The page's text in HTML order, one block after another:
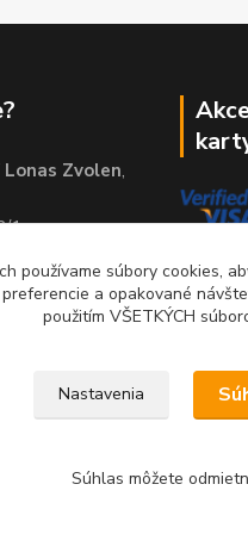
Lonas Zvolen,
1
používame súbory cookies,
a opakované
použitím VŠETKÝCH
Nastavenia
Súhlas môžete